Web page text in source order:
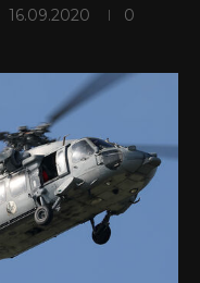
16.09.2020
0